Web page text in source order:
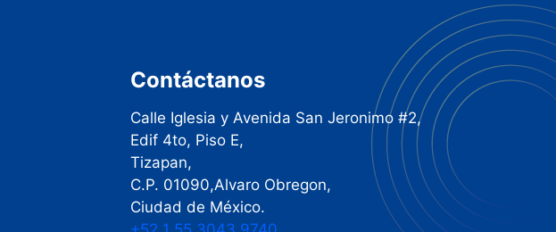
Contáctanos
Calle Iglesia y Avenida San Jeronimo #2,
Edif 4to, Piso E,
Tizapan,
C.P. 01090,Alvaro Obregon,
Ciudad de México.